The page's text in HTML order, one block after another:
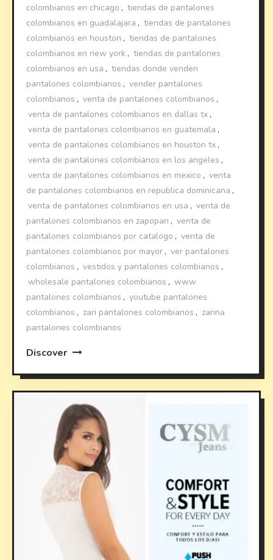
colombianos en chicago , tiendas de pantalones
colombianos en guadalajara , tiendas de pantalones
colombianos en houston , tiendas de pantalones
colombianos en new york , tiendas de pantalones
colombianos en usa , tiendas donde venden
pantalones colombianos , vender pantalones
colombianos , venta de pantalones colombianos ,
venta de pantalones colombianos en dallas tx ,
venta de pantalones colombianos en guatemala ,
venta de pantalones colombianos en houston tx ,
venta de pantalones colombianos en los angeles ,
venta de pantalones colombianos en mexico , venta
de pantalones colombianos en republica dominicana ,
venta de pantalones colombianos en usa , venta de
pantalones colombianos en zapopan , venta de
pantalones colombianos por catalogo , venta de
pantalones colombianos por mayor , ver pantalones
colombianos , vestidos y pantalones colombianos ,
wholesale pantalones colombianos , www
pantalones colombianos , youtube pantalones
colombianos , zari pantalones colombianos , zarina
pantalones colombianos
Discover